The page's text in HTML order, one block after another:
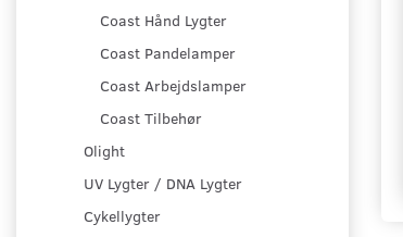
Coast Hånd Lygter
Coast Pandelamper
Coast Arbejdslamper
Coast Tilbehør
Olight
UV Lygter / DNA Lygter
Cykellygter